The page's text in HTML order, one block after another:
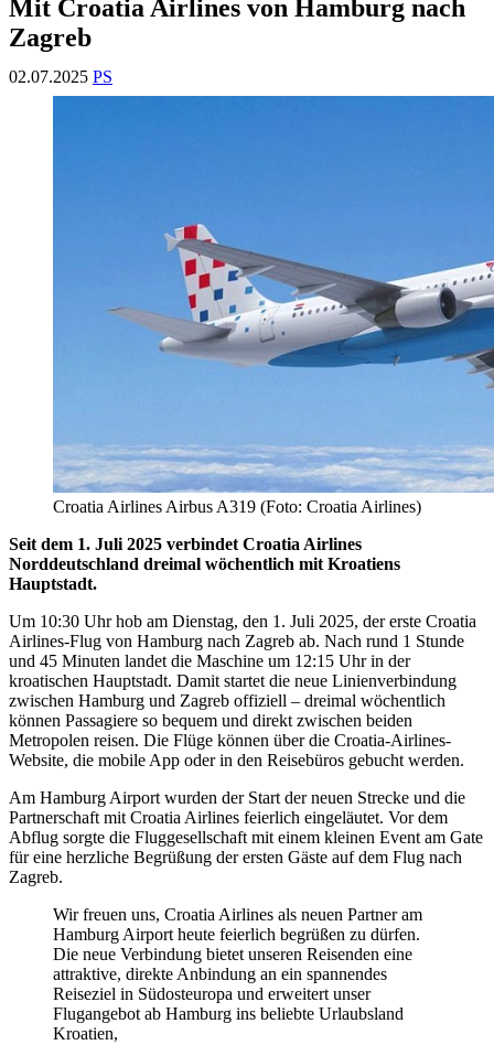
Mit Croatia Airlines von Hamburg nach
Zagreb
02.07.2025 PS
Croatia Airlines Airbus A319 (Foto: Croatia Airlines)
Seit dem 1. Juli 2025 verbindet Croatia Airlines
Norddeutschland dreimal wöchentlich mit Kroatiens
Hauptstadt.
Um 10:30 Uhr hob am Dienstag, den 1. Juli 2025, der erste Croatia
Airlines-Flug von Hamburg nach Zagreb ab. Nach rund 1 Stunde
und 45 Minuten landet die Maschine um 12:15 Uhr in der
kroatischen Hauptstadt. Damit startet die neue Linienverbindung
zwischen Hamburg und Zagreb offiziell – dreimal wöchentlich
können Passagiere so bequem und direkt zwischen beiden
Metropolen reisen. Die Flüge können über die Croatia-Airlines-
Website, die mobile App oder in den Reisebüros gebucht werden.
Am Hamburg Airport wurden der Start der neuen Strecke und die
Partnerschaft mit Croatia Airlines feierlich eingeläutet. Vor dem
Abflug sorgte die Fluggesellschaft mit einem kleinen Event am Gate
für eine herzliche Begrüßung der ersten Gäste auf dem Flug nach
Zagreb.
Wir freuen uns, Croatia Airlines als neuen Partner am
Hamburg Airport heute feierlich begrüßen zu dürfen.
Die neue Verbindung bietet unseren Reisenden eine
attraktive, direkte Anbindung an ein spannendes
Reiseziel in Südosteuropa und erweitert unser
Flugangebot ab Hamburg ins beliebte Urlaubsland
Kroatien,